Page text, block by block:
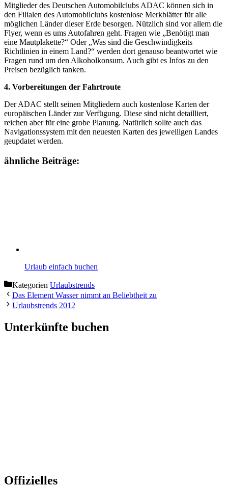
Mitglieder des Deutschen Automobilclubs ADAC können sich in
den Filialen des Automobilclubs kostenlose Merkblätter für alle
möglichen Länder dieser Erde besorgen. Nützlich sind vor allem die
Flyer, wenn es ums Autofahren geht. Fragen wie „Benötigt man
eine Mautplakette?“ Oder „Was sind die Geschwindigkeits
Richtlinien in einem Land?“ werden dort genauso beantwortet wie
Fragen rund um den Alkoholkonsum. Auch gibt es Infos zu den
Preisen bezüglich tanken.
4. Vorbereitungen der Fahrtroute
Der ADAC stellt seinen Mitgliedern auch kostenlose Karten der
europäischen Länder zur Verfügung. Diese sind nicht detailliert,
reichen aber für eine grobe Planung. Natürlich sollte auch das
Navigationssystem mit den neuesten Karten des jeweiligen Landes
geupdatet werden.
ähnliche Beiträge:
Urlaub einfach buchen
Kategorien Urlaubstrends
Das Element Wasser nimmt an Beliebtheit zu
Urlaubstrends 2012
Unterkünfte buchen
Offizielles